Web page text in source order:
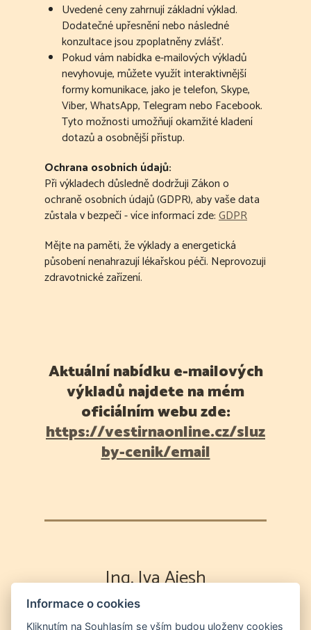
Uvedené ceny zahrnují základní výklad.
Dodatečné upřesnění nebo následné
konzultace jsou zpoplatněny zvlášť.
Pokud vám nabídka e-mailových výkladů
nevyhovuje, můžete využít interaktivnější
formy komunikace, jako je telefon, Skype,
Viber, WhatsApp, Telegram nebo Facebook.
Tyto možnosti umožňují okamžité kladení
dotazů a osobnější přístup.
Ochrana osobních údajů:
Při výkladech důsledně dodržuji Zákon o
ochraně osobních údajů (GDPR), aby vaše data
zůstala v bezpečí - více informací zde:GDPR
Mějte na paměti, že výklady a energetická
působení nenahrazují lékařskou péči. Neprovozuji
zdravotnické zařízení.
Aktuální nabídku e-mailových
výkladů najdete na mém
oficiálním webu zde:
https://vestirnaonline.cz/sluz
by-cenik/email
Ing. Iva Aiesh
Výklad karet
Informace o cookies
Kliknutím na Souhlasím se vším budou uloženy cookies